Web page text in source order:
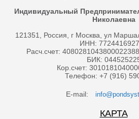
Индивидуальный
Николаевна
121351, Россия, г Москва, ул
ИНН:
Расч.счет:
БИК:
Кор.счет:
Телефон: +7 (916)
E-mail:
КАРТА